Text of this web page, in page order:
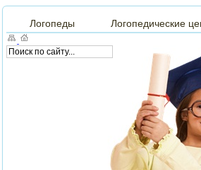
Логопеды Логопедические